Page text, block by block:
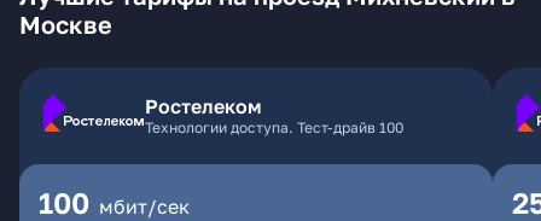
Москве
Ростелеком
Технологии доступа. Тест-драйв 100
100 мбит/сек